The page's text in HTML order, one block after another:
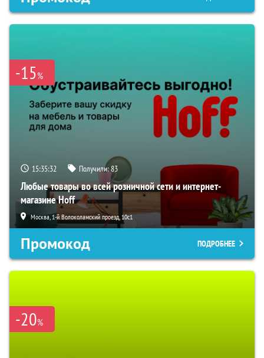
-15%
15:35:31 Получили:83
Любые товары во всей розничной сети и интернет-
магазине Hoff
Москва, 1-й Волоколамский проезд, 10с1
Промокод ПОДРОБНЕЕ
-20%